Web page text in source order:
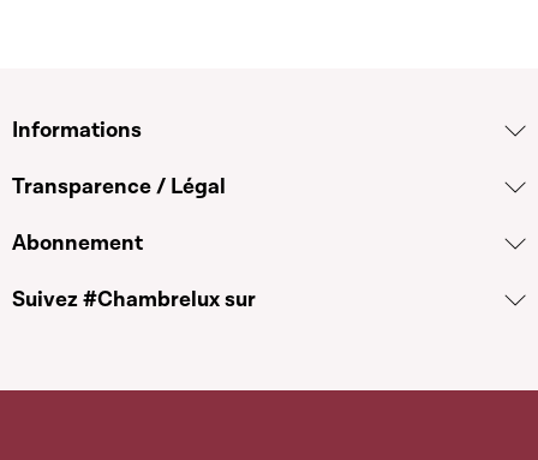
Informations
Transparence / Légal
Abonnement
Suivez #Chambrelux sur